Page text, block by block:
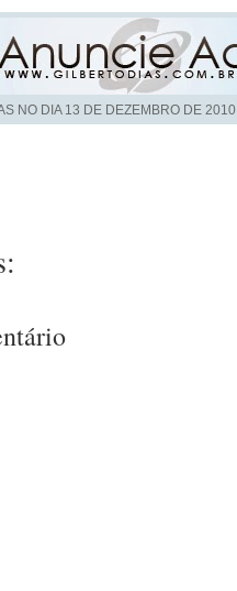
NO DIA 13 DE DEZEMBRO DE 2010